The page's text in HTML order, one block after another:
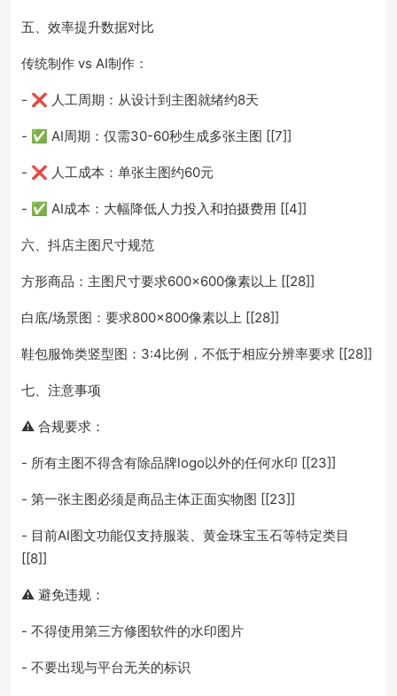
五、效率提升数据对比
传统制作 vs AI制作：
- ❌ 人工周期：从设计到主图就绪约8天
- ✅ AI周期：仅需30-60秒生成多张主图 [[7]]
- ❌ 人工成本：单张主图约60元
- ✅ AI成本：大幅降低人力投入和拍摄费用 [[4]]
六、抖店主图尺寸规范
方形商品：主图尺寸要求600×600像素以上 [[28]]
白底/场景图：要求800×800像素以上 [[28]]
鞋包服饰类竖型图：3:4比例，不低于相应分辨率要求 [[28]]
七、注意事项
⚠️ 合规要求：
- 所有主图不得含有除品牌logo以外的任何水印 [[23]]
- 第一张主图必须是商品主体正面实物图 [[23]]
- 目前AI图文功能仅支持服装、黄金珠宝玉石等特定类目
[[8]]
⚠️ 避免违规：
- 不得使用第三方修图软件的水印图片
- 不要出现与平台无关的标识